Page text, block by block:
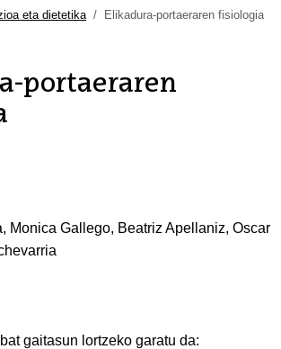
eta dietetika Elikadura-portaeraren fisiologia
portaeraren
Monica Gallego, Beatriz Apellaniz, Oscar
gaitasun lortzeko garatu da: